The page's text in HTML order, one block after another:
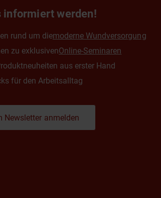
informiert werden!
rund um diemoderne Wundversorgung
zu exklusivenOnline-Seminaren
aus erster Hand
für den Arbeitsalltag
Newsletter anmelden